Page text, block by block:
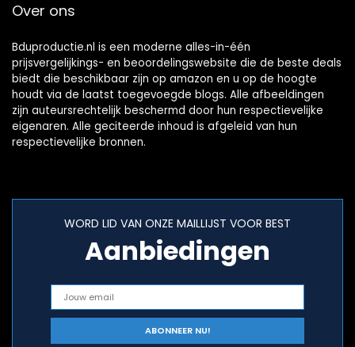
Over ons
Bduproductie.nl is een moderne alles-in-één
prijsvergelijkings- en beoordelingswebsite die de beste deals
biedt die beschikbaar zijn op amazon en u op de hoogte
houdt via de laatst toegevoegde blogs. Alle afbeeldingen
zijn auteursrechtelijk beschermd door hun respectievelijke
eigenaren. Alle geciteerde inhoud is afgeleid van hun
respectievelijke bronnen.
WORD LID VAN ONZE MAILLIJST VOOR BEST
Aanbiedingen